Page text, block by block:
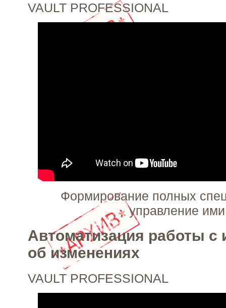
VAULT PROFESSIONAL
Формирование полных
управление
Автоматизация работы с
об изменениях
VAULT PROFESSIONAL